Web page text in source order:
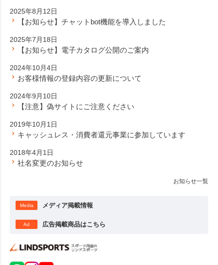
2025年8月12日
【お知らせ】チャットbot機能を導入しました
2025年7月18日
【お知らせ】電子カタログ公開のご案内
2024年10月4日
お客様情報の登録内容の更新について
2024年9月10日
【注意】偽サイトにご注意ください
2019年10月1日
キャッシュレス・消費者還元事業に参加しています
2018年4月1日
社名変更のお知らせ
お知らせ一覧
Media メディア掲載情報
Ad 広告掲載商品はこちら